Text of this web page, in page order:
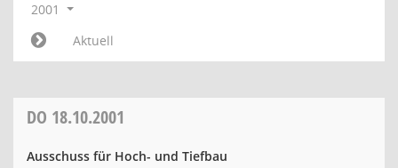
2001
Aktuell
DO 18.10.2001
Ausschuss für Hoch- und Tiefbau